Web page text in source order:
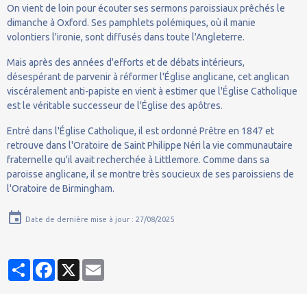
On vient de loin pour écouter ses sermons paroissiaux prêchés le
dimanche à Oxford. Ses pamphlets polémiques, où il manie
volontiers l'ironie, sont diffusés dans toute l'Angleterre.
Mais après des années d'efforts et de débats intérieurs,
désespérant de parvenir à réformer l'Église anglicane, cet anglican
viscéralement anti-papiste en vient à estimer que l'Église Catholique
est le véritable successeur de l'Église des apôtres.
Entré dans l'Église Catholique, il est ordonné Prêtre en 1847 et
retrouve dans l'Oratoire de Saint Philippe Néri la vie communautaire
fraternelle qu'il avait recherchée à Littlemore. Comme dans sa
paroisse anglicane, il se montre très soucieux de ses paroissiens de
l'Oratoire de Birmingham.
Date de dernière mise à jour : 27/08/2025
PartagerFacebook
X